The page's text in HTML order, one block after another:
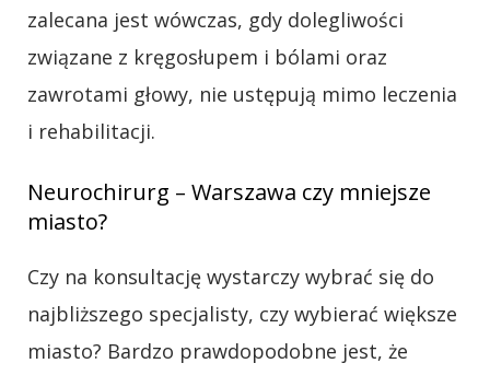
zalecana jest wówczas, gdy dolegliwości
związane z kręgosłupem i bólami oraz
zawrotami głowy, nie ustępują mimo leczenia
i rehabilitacji.
Neurochirurg – Warszawa czy mniejsze
miasto?
Czy na konsultację wystarczy wybrać się do
najbliższego specjalisty, czy wybierać większe
miasto? Bardzo prawdopodobne jest, że